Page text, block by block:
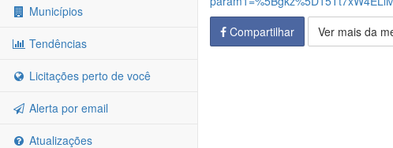
Municípios
Tendências
Licitações perto de você
Alerta por email
Atualizações
Compartilhar
Ver mais da